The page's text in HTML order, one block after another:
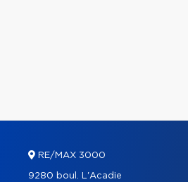
RE/MAX 3000
9280 boul. L'Acadie